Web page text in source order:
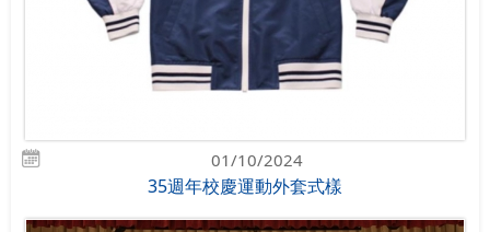
01/10/2024
35週年校慶運動外套式樣